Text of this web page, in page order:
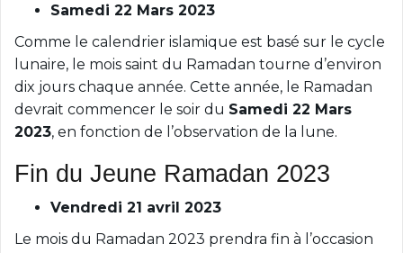
Samedi 22 Mars 2023
Comme le calendrier islamique est basé sur le cycle
lunaire, le mois saint du Ramadan tourne d’environ
dix jours chaque année. Cette année, le Ramadan
devrait commencer le soir du Samedi 22 Mars
2023, en fonction de l’observation de la lune.
Fin du Jeune Ramadan 2023
Vendredi 21 avril 2023
Le mois du Ramadan 2023 prendra fin à l’occasion